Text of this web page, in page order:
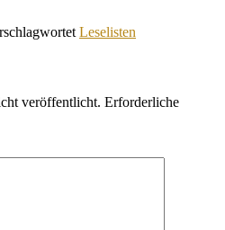
Leselisten
veröffentlicht. Erforderliche